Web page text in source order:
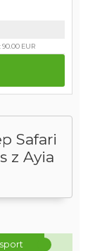
Safari
z Ayia
90.00 EUR